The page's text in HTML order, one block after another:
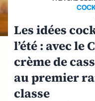
Les idées
l’été : avec le
crème de
au premier
classe